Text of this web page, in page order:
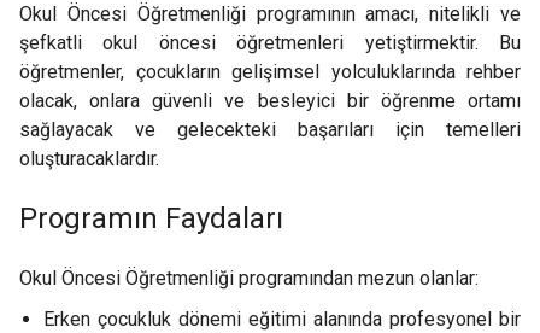
Okul Öncesi Öğretmenliği programının amacı, nitelikli ve
şefkatli okul öncesi öğretmenleri yetiştirmektir. Bu
öğretmenler, çocukların gelişimsel yolculuklarında rehber
olacak, onlara güvenli ve besleyici bir öğrenme ortamı
sağlayacak ve gelecekteki başarıları için temelleri
oluşturacaklardır.
Programın Faydaları
Okul Öncesi Öğretmenliği programından mezun olanlar:
Erken çocukluk dönemi eğitimi alanında profesyonel bir